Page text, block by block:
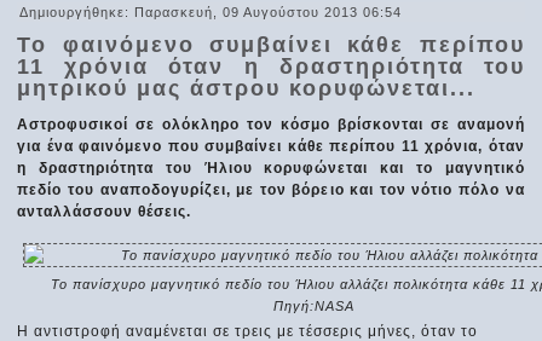
Δημιουργήθηκε: Παρασκευή, 09 Αυγούστου 2013 06:54
Το φαινόμενο συμβαίνει κάθε περίπου
11 χρόνια όταν η δραστηριότητα του
μητρικού μας άστρου κορυφώνεται...
Αστροφυσικοί σε ολόκληρο τον κόσμο βρίσκονται σε αναμονή
για ένα φαινόμενο που συμβαίνει κάθε περίπου 11 χρόνια, όταν
η δραστηριότητα του Ήλιου κορυφώνεται και το μαγνητικό
πεδίο του αναποδογυρίζει, με τον βόρειο και τον νότιο πόλο να
ανταλλάσσουν θέσεις.
To πανίσχυρο μαγνητικό πεδίο του Ήλιου αλλάζει πολικότητα κάθε 11
Πηγή:NASA
Η αντιστροφή αναμένεται σε τρεις με τέσσερις μήνες, όταν το